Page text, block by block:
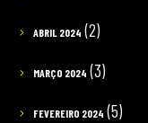
ABRIL 2024 (2)
MARÇO 2024 (3)
FEVEREIRO 2024 (5)